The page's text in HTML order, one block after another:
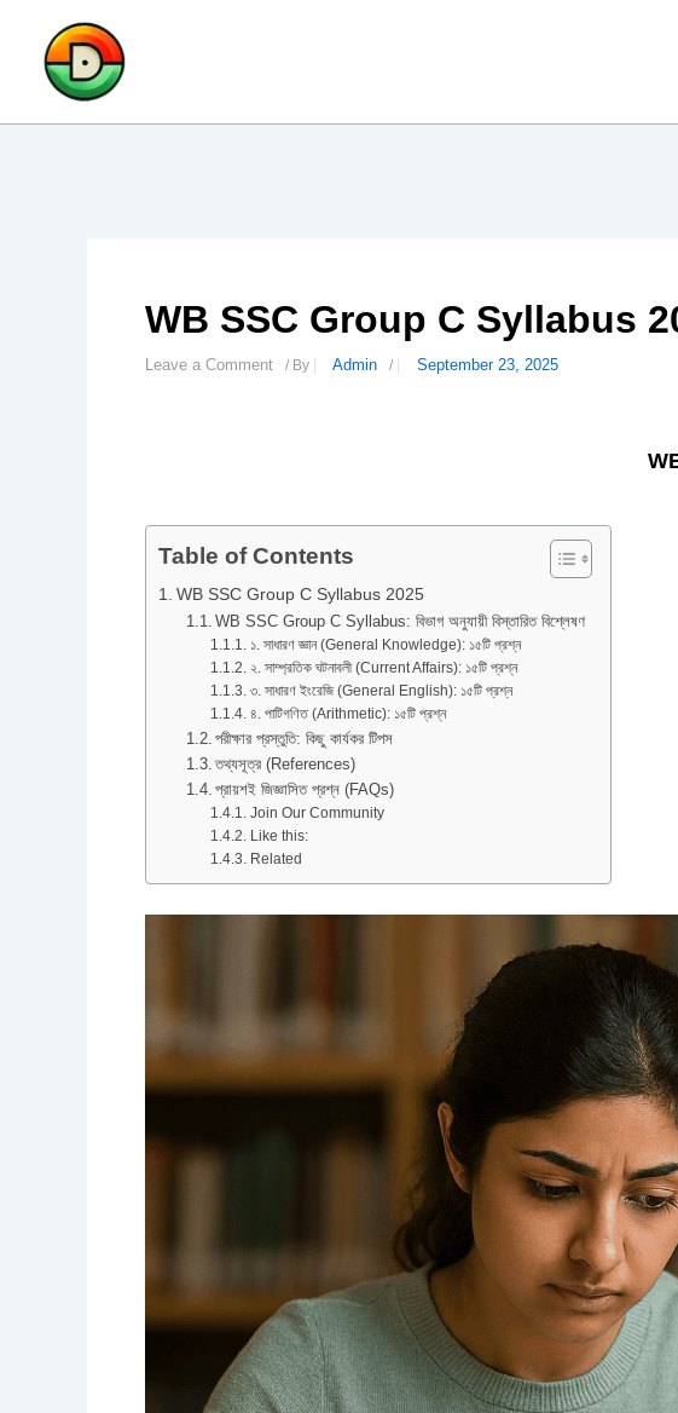
content
WB SSC Group C Syllabus 2025:
Leave a Comment / By Admin / September 23, 2025
Table of Contents
WB SSC Group C Syllabus 2025
WB SSC Group C Syllabus: বিভাগ অনুযায়ী বিস্তারিত বিশ্লেষণ
১. সাধারণ জ্ঞান (General Knowledge): ১৫টি প্রশ্ন
২. সাম্প্রতিক ঘটনাবলী (Current Affairs): ১৫টি প্রশ্ন
৩. সাধারণ ইংরেজি (General English): ১৫টি প্রশ্ন
৪. পাটিগণিত (Arithmetic): ১৫টি প্রশ্ন
পরীক্ষার প্রস্তুতি: কিছু কার্যকর টিপস
তথ্যসূত্র (References)
প্রায়শই জিজ্ঞাসিত প্রশ্ন (FAQs)
Join Our Community
Like this:
Related